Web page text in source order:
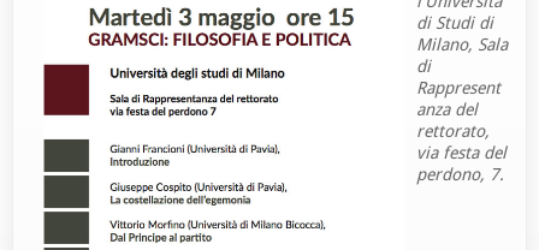
di Studi di
Milano, Sala
di
Rappresent
anza del
rettorato,
via festa del
perdono, 7.